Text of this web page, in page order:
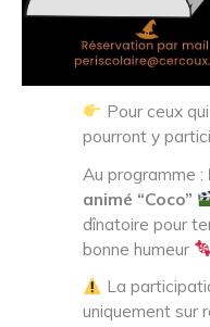
Pour ceux
pourront y
Au programme :
animé “Coco”
dînatoire pour
bonne humeur
La
uniquement sur